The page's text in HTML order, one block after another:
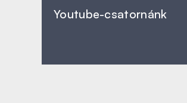
Youtube-csatornánk